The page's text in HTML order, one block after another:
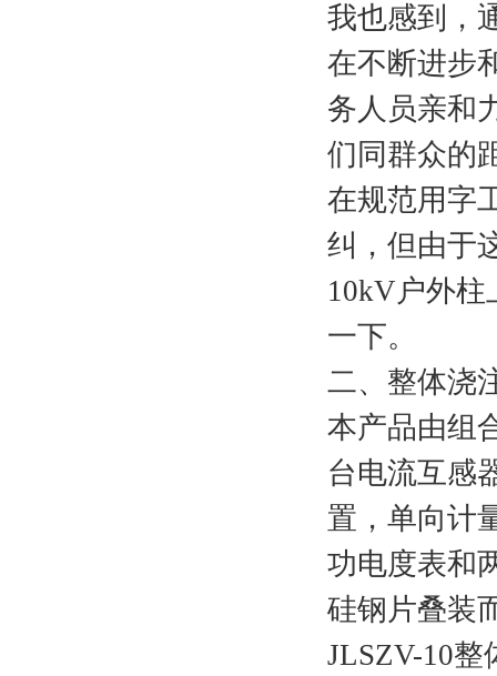
我也感到，
在不断进步
务人员亲和
们同群众的
在规范用字
纠，但由于
10kV户外柱
一下。
二、整体浇
本产品由组
台电流互感
置，单向计
功电度表和
硅钢片叠装
JLSZV-10